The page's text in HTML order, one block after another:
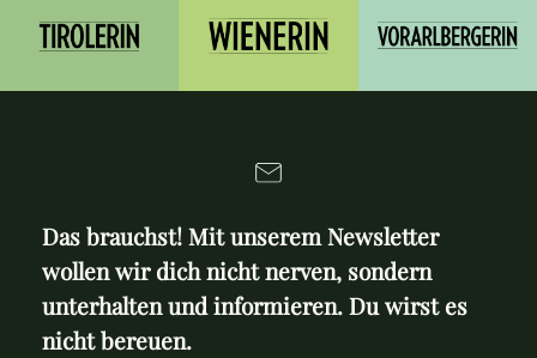
Das brauchst! Mit unserem Newsletter
wollen wir dich nicht nerven, sondern
unterhalten und informieren. Du wirst es
nicht bereuen.